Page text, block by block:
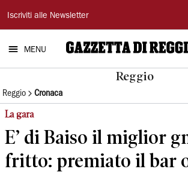
Gazzetta
di
Reggio
Iscriviti alle Newsletter
MENU
Reggio
Reggio Cronaca
La gara
E’ di Baiso il miglior
fritto: premiato il bar